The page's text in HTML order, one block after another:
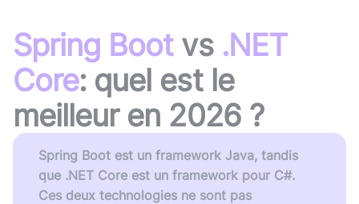
Spring Bootvs .NET
Core: quel est le
meilleur en 2026?
Spring Boot est un framework Java, tandis
que .NET Core est un framework pour C#.
Ces deux technologies ne sont pas